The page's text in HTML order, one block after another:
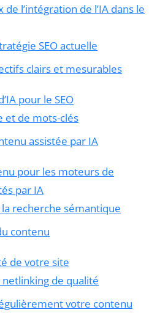
l’intégration de l’IA dans le
SEO actuelle
clairs et mesurables
pour le SEO
et de mots-clés
assistée par IA
pour les moteurs de
par IA
recherche sémantique
contenu
de votre site
netlinking de qualité
votre contenu